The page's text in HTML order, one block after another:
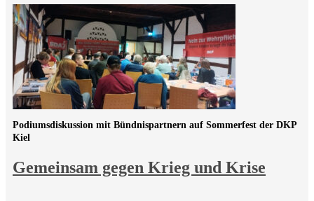
Gemeinsam gegen Krieg und Krise
Podiumsdiskussion mit Bündnispartnern auf Sommerfest der DKP
Kiel